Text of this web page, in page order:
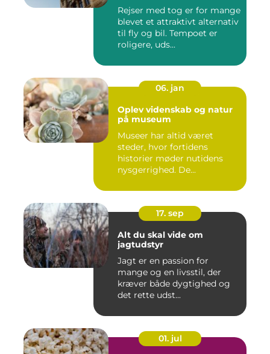
Rejser med tog er for mange
blevet et attraktivt alternativ
til fly og bil. Tempoet er
roligere, uds...
06. jan
Oplev videnskab og natur
på museum
Museer har altid været
steder, hvor fortidens
historier møder nutidens
nysgerrighed. De...
17. sep
Alt du skal vide om
jagtudstyr
Jagt er en passion for
mange og en livsstil, der
kræver både dygtighed og
det rette udst...
01. jul